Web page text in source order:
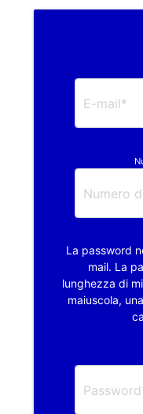
La password
mail. La
lunghezza di
maiuscola,